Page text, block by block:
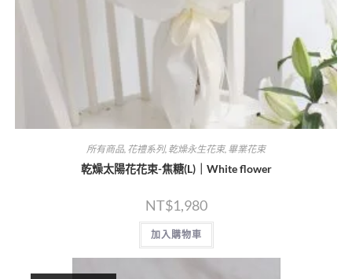
所有商品 花禮系列, 乾燥永生花束, 畢業花束
乾燥太陽花花束-焦糖(L)｜White flower
NT$1,980
加入購物車